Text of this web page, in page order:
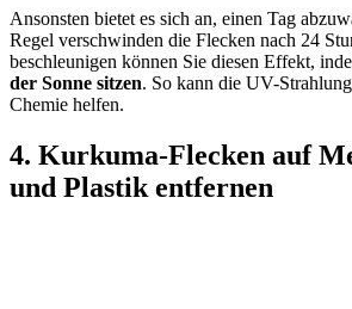
Ansonsten bietet es sich an, einen Tag
Regel verschwinden die Flecken nach 24
beschleunigen können Sie diesen Effekt,
der Sonne sitzen. So kann die UV-
Chemie helfen.
4. Kurkuma-Flecken auf
und Plastik entfernen